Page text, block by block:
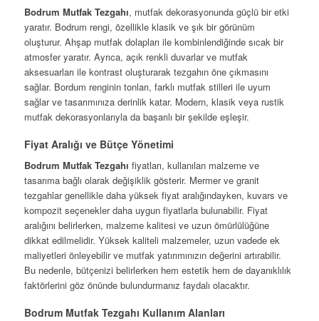
Bodrum Mutfak Tezgahı, mutfak dekorasyonunda güçlü bir etki
yaratır. Bodrum rengi, özellikle klasik ve şık bir görünüm
oluşturur. Ahşap mutfak dolapları ile kombinlendiğinde sıcak bir
atmosfer yaratır. Ayrıca, açık renkli duvarlar ve mutfak
aksesuarları ile kontrast oluşturarak tezgahın öne çıkmasını
sağlar. Bordum renginin tonları, farklı mutfak stilleri ile uyum
sağlar ve tasarımınıza derinlik katar. Modern, klasik veya rustik
mutfak dekorasyonlarıyla da başarılı bir şekilde eşleşir.
Fiyat Aralığı ve Bütçe Yönetimi
Bodrum Mutfak Tezgahı fiyatları, kullanılan malzeme ve
tasarıma bağlı olarak değişiklik gösterir. Mermer ve granit
tezgahlar genellikle daha yüksek fiyat aralığındayken, kuvars ve
kompozit seçenekler daha uygun fiyatlarla bulunabilir. Fiyat
aralığını belirlerken, malzeme kalitesi ve uzun ömürlülüğüne
dikkat edilmelidir. Yüksek kaliteli malzemeler, uzun vadede ek
maliyetleri önleyebilir ve mutfak yatırımınızın değerini artırabilir.
Bu nedenle, bütçenizi belirlerken hem estetik hem de dayanıklılık
faktörlerini göz önünde bulundurmanız faydalı olacaktır.
Bodrum Mutfak Tezgahı Kullanım Alanları